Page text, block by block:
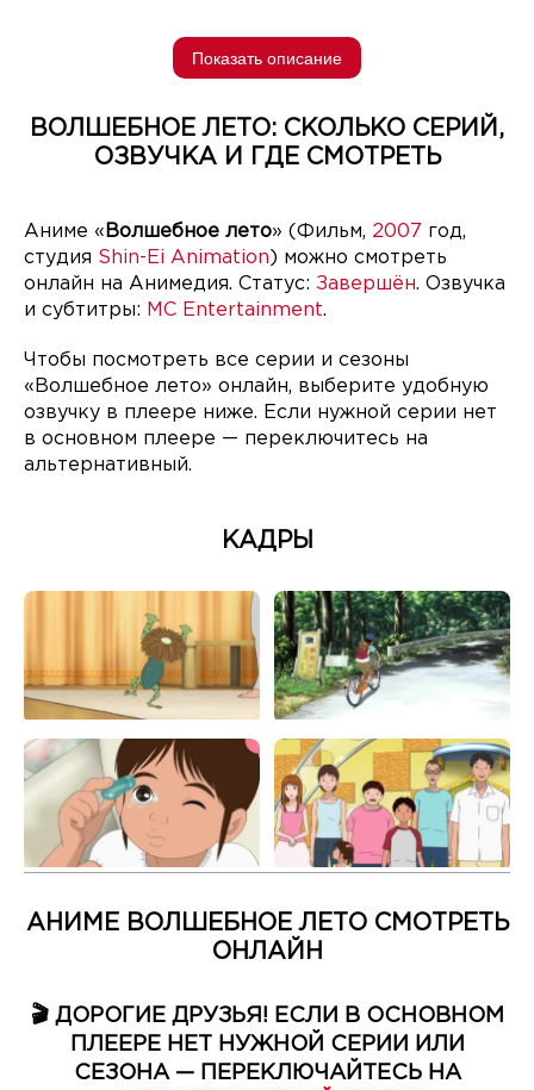
Показать описание
ВОЛШЕБНОЕ ЛЕТО: СКОЛЬКО СЕРИЙ,
ОЗВУЧКА И ГДЕ СМОТРЕТЬ
Аниме « Волшебное лето» (Фильм, 2007 год,
студия Shin-Ei Animation ) можно смотреть
онлайн на Анимедия. Статус: Завершён. Озвучка
и субтитры: MC Entertainment.
Чтобы посмотреть все серии и сезоны
«Волшебное лето» онлайн, выберите удобную
озвучку в плеере ниже. Если нужной серии нет
в основном плеере — переключитесь на
альтернативный.
КАДРЫ
АНИМЕ ВОЛШЕБНОЕ ЛЕТО СМОТРЕТЬ
ОНЛАЙН
🎬 ДОРОГИЕ ДРУЗЬЯ! ЕСЛИ В ОСНОВНОМ
ПЛЕЕРЕ НЕТ НУЖНОЙ СЕРИИ ИЛИ
СЕЗОНА — ПЕРЕКЛЮЧАЙТЕСЬ НА